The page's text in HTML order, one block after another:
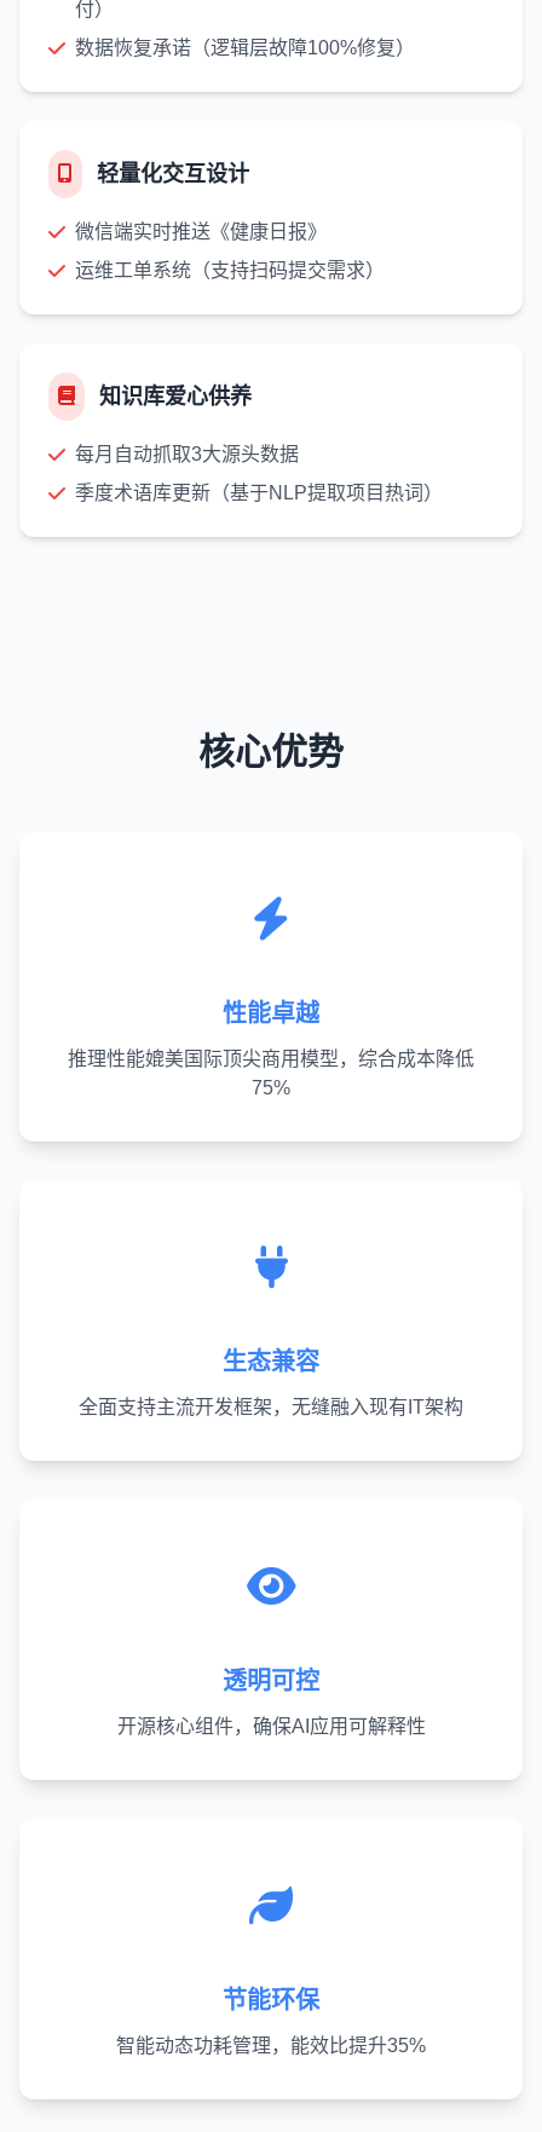
付）
数据恢复承诺（逻辑层故障100%修复）
轻量化交互设计
微信端实时推送《健康日报》
运维工单系统（支持扫码提交需求）
知识库爱心供养
每月自动抓取3大源头数据
季度术语库更新（基于NLP提取项目热词）
核心优势
性能卓越
推理性能媲美国际顶尖商用模型，综合成本降低
75%
生态兼容
全面支持主流开发框架，无缝融入现有IT架构
透明可控
开源核心组件，确保AI应用可解释性
节能环保
智能动态功耗管理，能效比提升35%